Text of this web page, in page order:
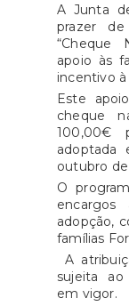
A Junta
prazer
“Cheque
apoio às
incentivo à
Este
cheque
100,00€
adoptada
outubro de
O
encargos
adopção,
famílias
A
sujeita
em vigor.